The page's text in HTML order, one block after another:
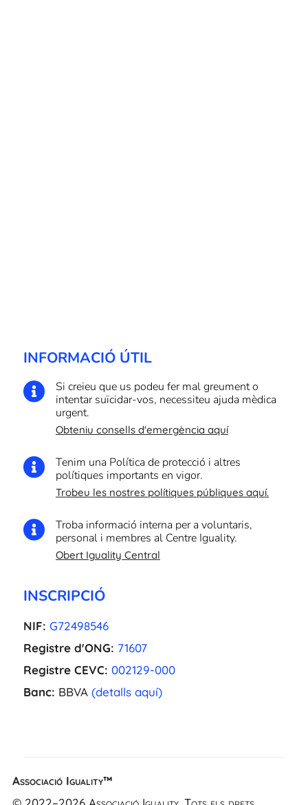
INFORMACIÓ ÚTIL

Si creieu que us podeu fer mal greument o
intentar suïcidar-vos, necessiteu ajuda mèdica
urgent.
Obteniu consells d'emergència aquí

Tenim una Política de protecció i altres
polítiques importants en vigor.
Trobeu les nostres polítiques públiques aquí.

Troba informació interna per a voluntaris,
personal i membres al Centre Iguality.
Obert Iguality Central
INSCRIPCIÓ
NIF: G72498546
Registre d'ONG: 71607
Registre CEVC: 002129-000
Banc: BBVA (detalls aquí)
Associació Iguality™